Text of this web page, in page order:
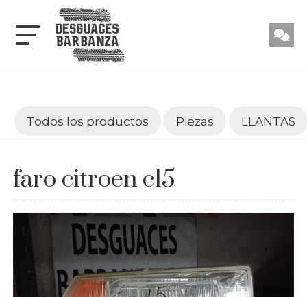
Todos los productos Piezas LLANTAS
faro citroen c15